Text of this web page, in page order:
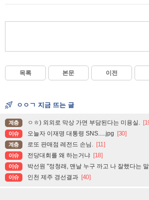
목록 본문 이전
ㅇㅇㄱ 지금 뜨는 글
계층 ㅇㅎ) 외외로 막상 가면 부담된다는 미용실.
이슈 오늘자 이재명 대통령 SNS.....jpg [30]
계층 로또 판매점 레전드 손님. [11]
이슈 전당대회를 왜 하는거냐 [18]
이슈 박선원 "정청래, 맨날 누구 까고 나 잘했다는 말만...알았어, 잘했어, 그러
이슈 인천 제주 경선결과 [40]